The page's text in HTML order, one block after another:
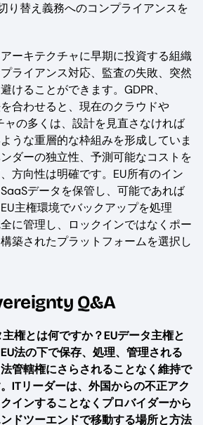
り替え義務へのコンプライアンスを
ーキテクチャに早期に投資する組織
ライアンス対応、監査の失敗、突然
けることができます。GDPR、
合わせると、現在のクラウドや
ャの多くは、設計を見直さなければ
うな重層的な枠組みを形成していま
ダーの独立性、予測可能なコストを
方向性は明確です。EU所有のイン
データを保管し、可能であれば
主権環境でバックアップを処理
に管理し、ロックインではなくポー
築されたプラットフォームを選択し
Q&A
権とは何ですか？EUデータ主権と
法の下で保存、処理、管理される
管轄権にさらされることなく維持で
ITリーダーは、外国からの不正アク
インすることなくプロバイダーから
ドツーエンドで移動する場所と方法